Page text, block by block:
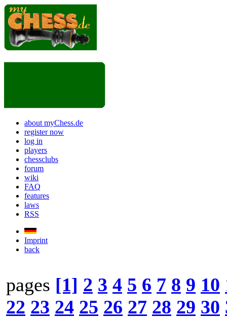
about myChess.de
register now
log in
players
chessclubs
forum
wiki
FAQ
features
laws
RSS
Imprint
back
pages [1] 2 3 4 5 6 7 8 9 10
22 23 24 25 26 27 28 29 30